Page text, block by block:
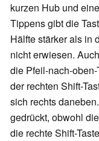
kurzen Hub und
Tippens gibt die
Hälfte stärker als in
nicht erwiesen.
die Pfeil-nach-
der rechten Shift-
sich rechts
gedrückt, obwohl
die rechte Shift-